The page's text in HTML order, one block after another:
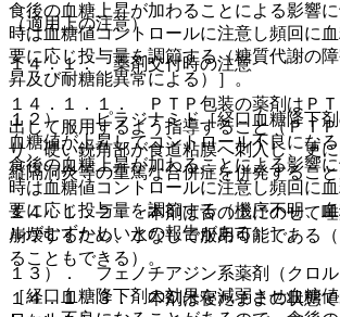
（適用上の注意）
１４．１． 薬剤交付時の注意
１４．１．１． ＰＴＰ包装の薬剤はＰＴ
出して服用するよう指導すること（ＰＴ
り、硬い鋭角部が食道粘膜へ刺入し、更
縦隔洞炎等の重篤な合併症を併発するこ
１４．１．２． 本剤は舌の上にのせて
崩壊するため、水なしで服用可能である
ることもできる）。
１４．１．３． 本剤は寝たままの状態
食後の血糖上昇が加わることによる影響
時は血糖値コントロールに注意し頻回に
要に応じ投与量を調節する（糖質代謝の
昇及び耐糖能異常による）］。
１２）． ピラジナミド［経口血糖降下
血糖値が上昇してコントロール不良にな
食後の血糖上昇が加わることによる影響
時は血糖値コントロールに注意し頻回に
要に応じ投与量を調節する（機序不明、
ルがむずかしいとの報告がある）］。
１３）． フェノチアジン系薬剤（クロル
［経口血糖降下剤の効果を減弱させ血糖